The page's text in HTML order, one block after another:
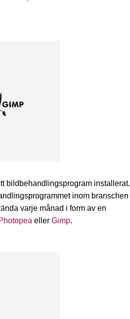
bildbehandlingsprogram installerat.
inom branschen
varje månad i form av en
eller Gimp.